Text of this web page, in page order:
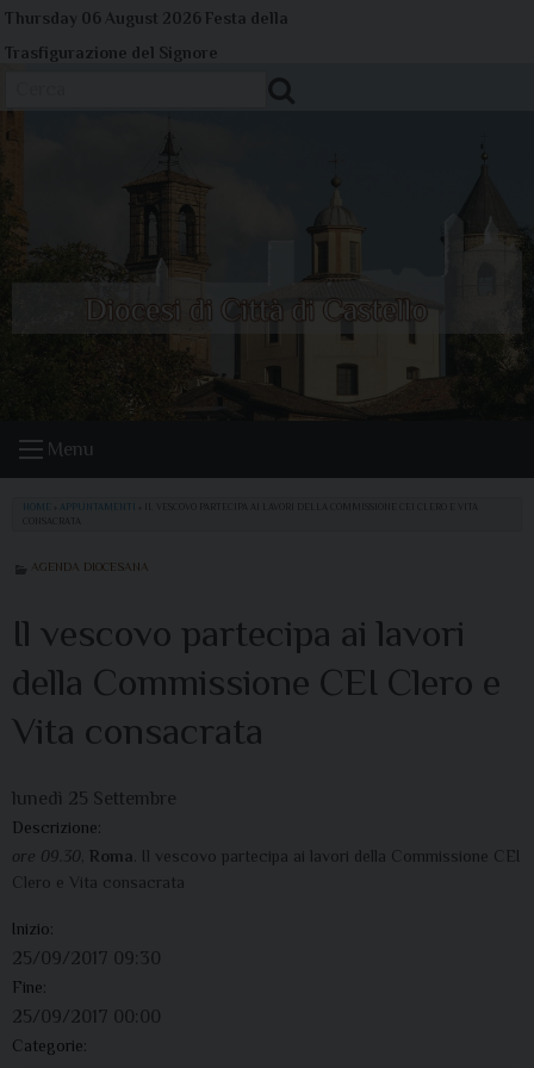
Skip
to
Thursday 06 August 2026 Festa della
Trasfigurazione del Signore
Menu
HOME APPUNTAMENTI
AGENDA DIOCESANA
Il vescovo partecipa ai lavori
della Commissione CEI Clero e
Vita consacrata
lunedì 25 Settembre
Descrizione:
ore 09.30 Roma . Il vescovo partecipa ai lavori della Commissione CEI
Clero e Vita consacrata
Inizio:
25/09/2017 09:30
Fine:
25/09/2017 00:00
Categorie: